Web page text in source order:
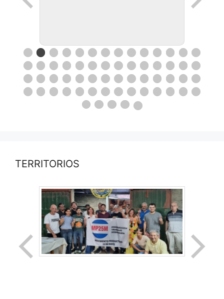
TERRITORIOS